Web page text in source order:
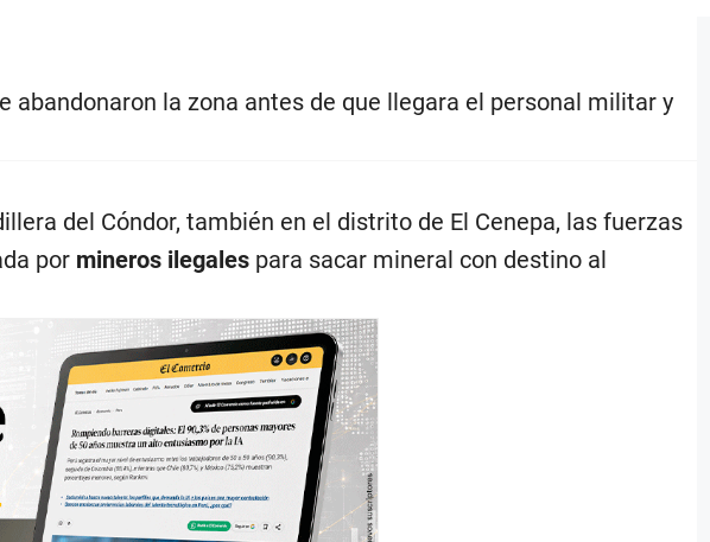
abandonaron la zona antes de que llegara el personal militar y
del Cóndor, también en el distrito de El Cenepa, las fuerzas
por mineros ilegales para sacar mineral con destino al